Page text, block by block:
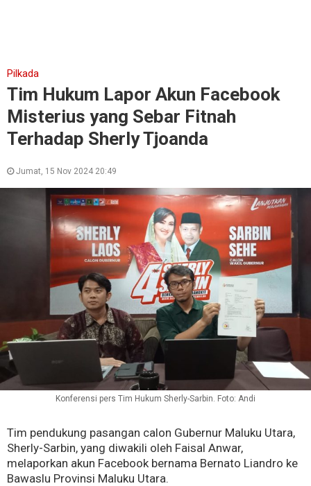
Pilkada
Tim Hukum Lapor Akun Facebook
Misterius yang Sebar Fitnah
Terhadap Sherly Tjoanda
Jumat, 15 Nov 2024 20:49
Konferensi pers Tim Hukum Sherly-Sarbin. Foto: Andi
Tim pendukung pasangan calon Gubernur Maluku Utara,
Sherly-Sarbin, yang diwakili oleh Faisal Anwar,
melaporkan akun Facebook bernama Bernato Liandro ke
Bawaslu Provinsi Maluku Utara.